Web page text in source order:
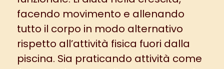
facendo movimento e allenando
tutto il corpo in modo alternativo
rispetto all’attività fisica fuori dalla
piscina. Sia praticando attività come